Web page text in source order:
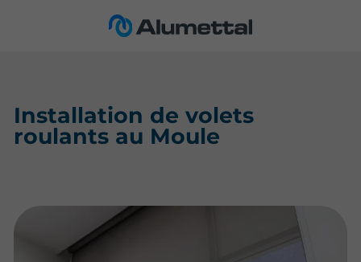
Installation de volets
roulants au Moule